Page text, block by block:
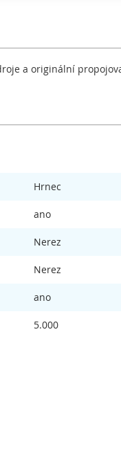
a originální
Hrnec
ano
Nerez
Nerez
ano
5.000